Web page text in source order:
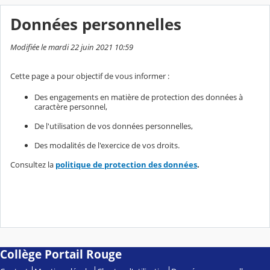
Données personnelles
Modifiée le mardi 22 juin 2021 10:59
Cette page a pour objectif de vous informer :
Des engagements en matière de protection des données à
caractère personnel,
De l'utilisation de vos données personnelles,
Des modalités de l'exercice de vos droits.
Consultez la politique de protection des données.
Collège Portail Rouge